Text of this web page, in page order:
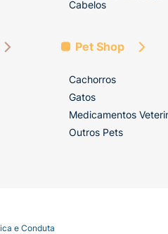
Cabelos
Pet Shop
Cachorros
Gatos
Medicamentos
Outros Pets
e Conduta